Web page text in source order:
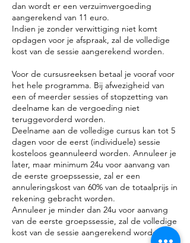
dan wordt er een verzuimvergoeding
aangerekend van 11 euro.
Indien je zonder verwittiging niet komt
opdagen voor je afspraak, zal de volledige
kost van de sessie aangerekend worden.
Voor de cursusreeksen betaal je vooraf voor
het hele programma. Bij afwezigheid van
een of meerder sessies of stopzetting van
deelname kan de vergoeding niet
teruggevorderd worden.
Deelname aan de volledige cursus kan tot 5
dagen voor de eerst (individuele) sessie
kosteloos geannuleerd worden. Annuleer je
later, maar minimum 24u voor aanvang van
de eerste groepssessie, zal er een
annuleringskost van 60% van de totaalprijs in
rekening gebracht worden.
Annuleer je minder dan 24u voor aanvang
van de eerste groepssessie, zal de volledige
kost van de sessie aangerekend worden.